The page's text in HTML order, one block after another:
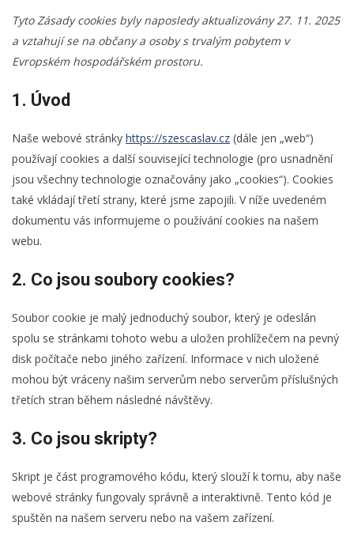
Tyto Zásady cookies byly naposledy aktualizovány 27. 11. 2025
a vztahují se na občany a osoby s trvalým pobytem v
Evropském hospodářském prostoru.
1. Úvod
Naše webové stránky https://szescaslav.cz (dále jen „web“)
používají cookies a další související technologie (pro usnadnění
jsou všechny technologie označovány jako „cookies“). Cookies
také vkládají třetí strany, které jsme zapojili. V níže uvedeném
dokumentu vás informujeme o používání cookies na našem
webu.
2. Co jsou soubory cookies?
Soubor cookie je malý jednoduchý soubor, který je odeslán
spolu se stránkami tohoto webu a uložen prohlížečem na pevný
disk počítače nebo jiného zařízení. Informace v nich uložené
mohou být vráceny našim serverům nebo serverům příslušných
třetích stran během následné návštěvy.
3. Co jsou skripty?
Skript je část programového kódu, který slouží k tomu, aby naše
webové stránky fungovaly správně a interaktivně. Tento kód je
spuštěn na našem serveru nebo na vašem zařízení.